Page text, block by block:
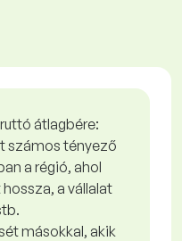
átlagbére:
számos tényező
a régió, ahol
a vállalat
másokkal, akik